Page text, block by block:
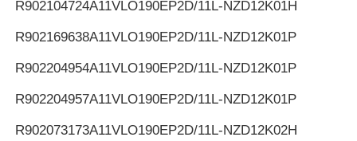
R902104724A11VLO190EP2D/11L-NZD12K01H
R902169638A11VLO190EP2D/11L-NZD12K01P
R902204954A11VLO190EP2D/11L-NZD12K01P
R902204957A11VLO190EP2D/11L-NZD12K01P
R902073173A11VLO190EP2D/11L-NZD12K02H